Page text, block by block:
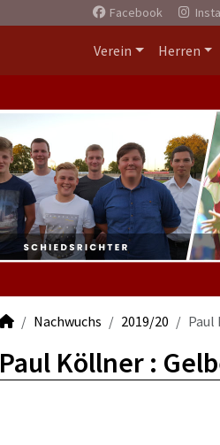
Facebook
Verein Herren
Nachwuchs 2019/20 Paul
Paul Köllner :